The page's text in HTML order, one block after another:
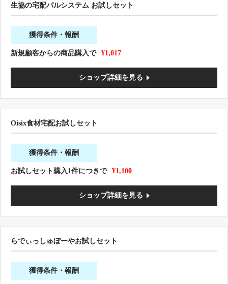
生協の宅配パルシステム お試しセット
獲得条件・報酬
新規顧客からの商品購入で ¥1,017
ショップ詳細を見る
Oisix食材宅配お試しセット
獲得条件・報酬
お試しセット購入1件につきで ¥1,100
ショップ詳細を見る
らでぃっしゅぼーやお試しセット
獲得条件・報酬